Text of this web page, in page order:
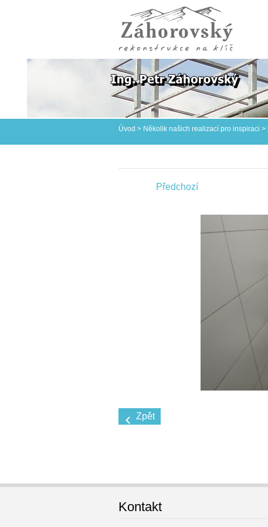
Úvod > Několik našich realizací pro inspiraci >
Předchozí
Zpět
Kontakt